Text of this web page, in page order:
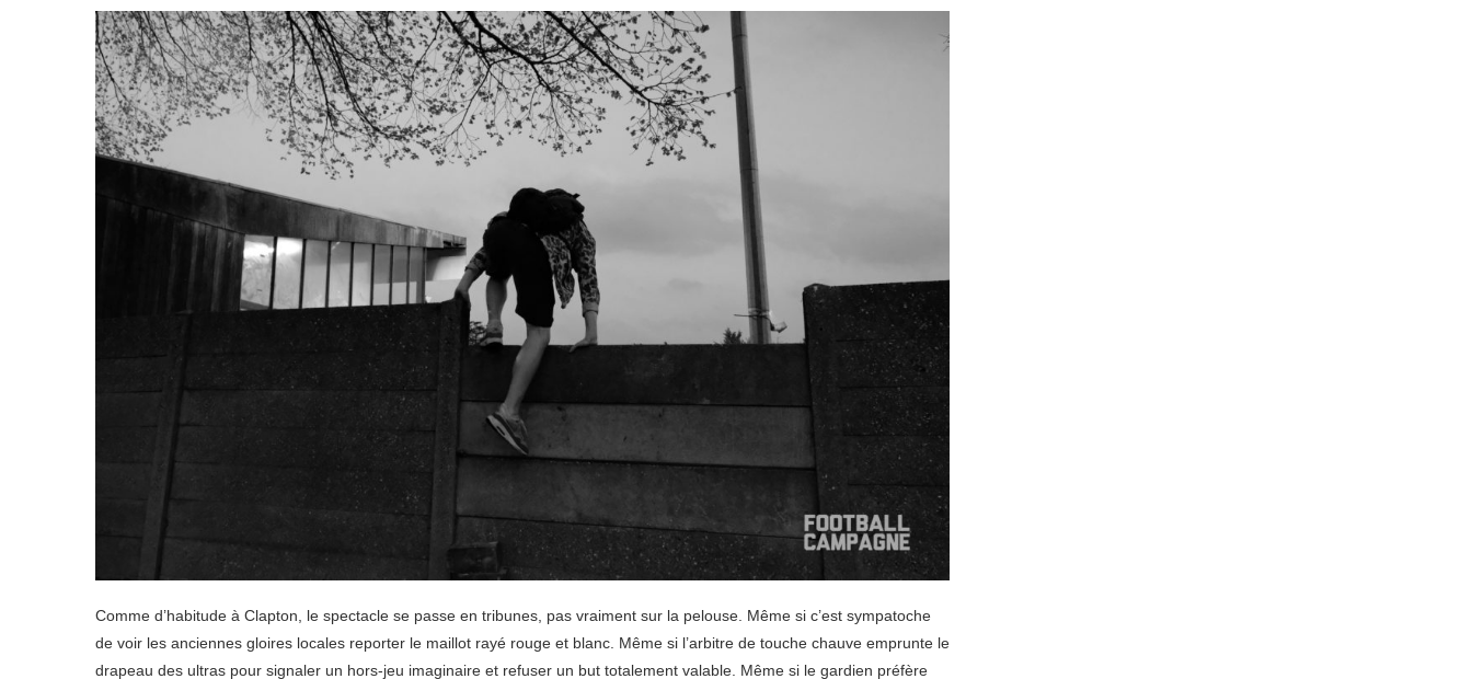
Comme d’habitude à Clapton, le spectacle se passe en tribunes, pas vraiment sur la pelouse. Même si c’est sympatoche
de voir les anciennes gloires locales reporter le maillot rayé rouge et blanc. Même si l’arbitre de touche chauve emprunte le
drapeau des ultras pour signaler un hors-jeu imaginaire et refuser un but totalement valable. Même si le gardien préfère